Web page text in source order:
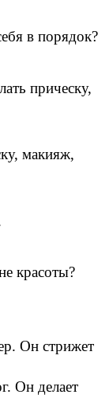
в порядок?
прическу,
макияж,
красоты?
Он стрижет
Он делает